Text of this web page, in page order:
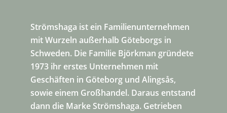
Strömshaga ist ein Familienunternehmen
mit Wurzeln außerhalb Göteborgs in
Schweden. Die Familie Björkman gründete
1973 ihr erstes Unternehmen mit
Geschäften in Göteborg und Alingsås,
sowie einem Großhandel. Daraus entstand
dann die Marke Strömshaga. Getrieben